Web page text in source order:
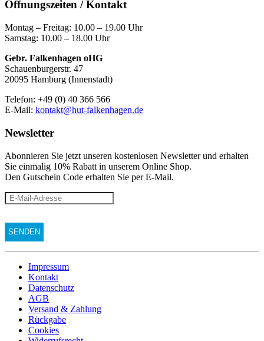
Öffnungszeiten / Kontakt
Montag – Freitag: 10.00 – 19.00 Uhr
Samstag: 10.00 – 18.00 Uhr
Gebr. Falkenhagen oHG
Schauenburgerstr. 47
20095 Hamburg (Innenstadt)
Telefon: +49 (0) 40 366 566
E-Mail: kontakt@hut-falkenhagen.de
Newsletter
Abonnieren Sie jetzt unseren kostenlosen Newsletter und erhalten
Sie einmalig 10% Rabatt in unserem Online Shop.
Den Gutschein Code erhalten Sie per E-Mail.
Impressum
Kontakt
Datenschutz
AGB
Versand & Zahlung
Rückgabe
Cookies